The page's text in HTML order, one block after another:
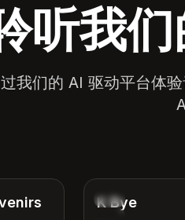
听我
我们的 AI 驱动平台体
独立
K Bye